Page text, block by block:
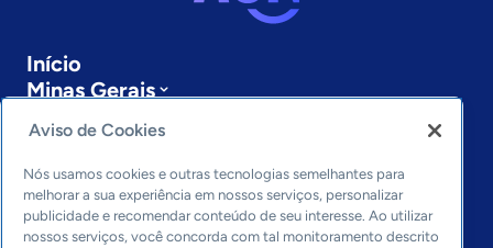
Início
Minas Gerais
Últimas notícias
Entre em contato
Editorias
Economia & Política
Aviso de Cookies
Nós usamos cookies e outras tecnologias semelhantes para
melhorar a sua experiência em nossos serviços, personalizar
publicidade e recomendar conteúdo de seu interesse. Ao utilizar
nossos serviços, você concorda com tal monitoramento descrito